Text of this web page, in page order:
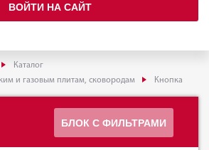
ВОЙТИ НА САЙТ
Каталог
и газовым плитам, сковородам
Кнопка
БЛОК С ФИЛЬТРАМИ